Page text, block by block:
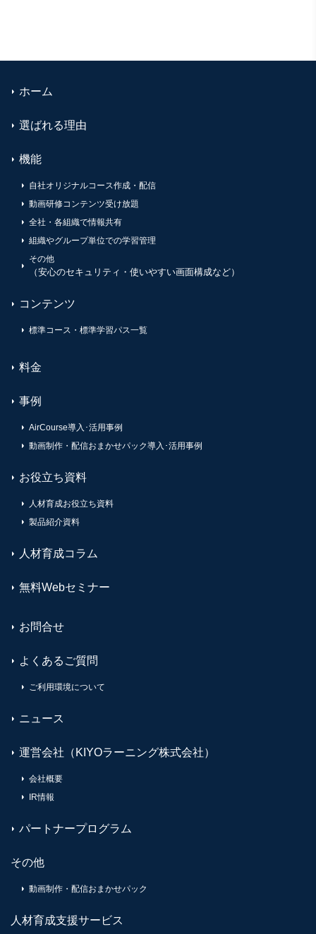
ホーム
選ばれる理由
機能
自社オリジナルコース作成・配信
動画研修コンテンツ受け放題
全社・各組織で情報共有
組織やグループ単位での学習管理
その他
（安心のセキュリティ・使いやすい画面構成など）
コンテンツ
標準コース・標準学習パス一覧
料金
事例
AirCourse導入･活用事例
動画制作・配信おまかせパック導入･活用事例
お役立ち資料
人材育成お役立ち資料
製品紹介資料
人材育成コラム
無料Webセミナー
お問合せ
よくあるご質問
ご利用環境について
ニュース
運営会社（KIYOラーニング株式会社）
会社概要
IR情報
パートナープログラム
その他
動画制作・配信おまかせパック
人材育成支援サービス